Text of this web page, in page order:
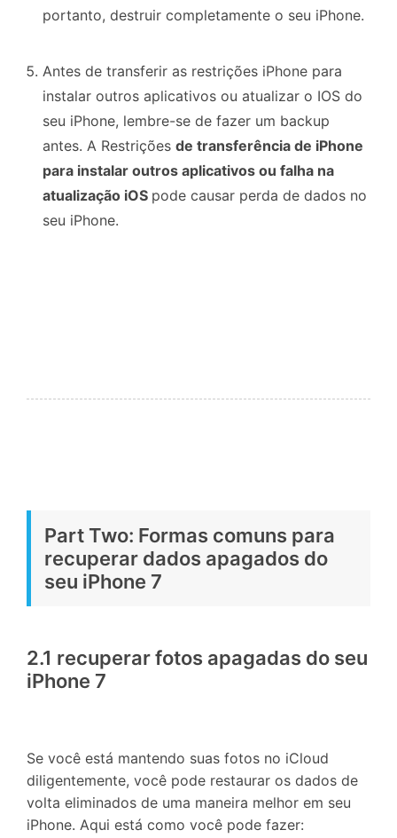
portanto, destruir completamente o seu iPhone.
Antes de transferir as restrições iPhone para
instalar outros aplicativos ou atualizar o IOS do
seu iPhone, lembre-se de fazer um backup
antes. A Restrições de transferência de iPhone
para instalar outros aplicativos ou falha na
atualização iOS pode causar perda de dados no
seu iPhone.
Part Two: Formas comuns para
recuperar dados apagados do
seu iPhone 7
2.1 recuperar fotos apagadas do seu
iPhone 7
Se você está mantendo suas fotos no iCloud
diligentemente, você pode restaurar os dados de
volta eliminados de uma maneira melhor em seu
iPhone. Aqui está como você pode fazer: